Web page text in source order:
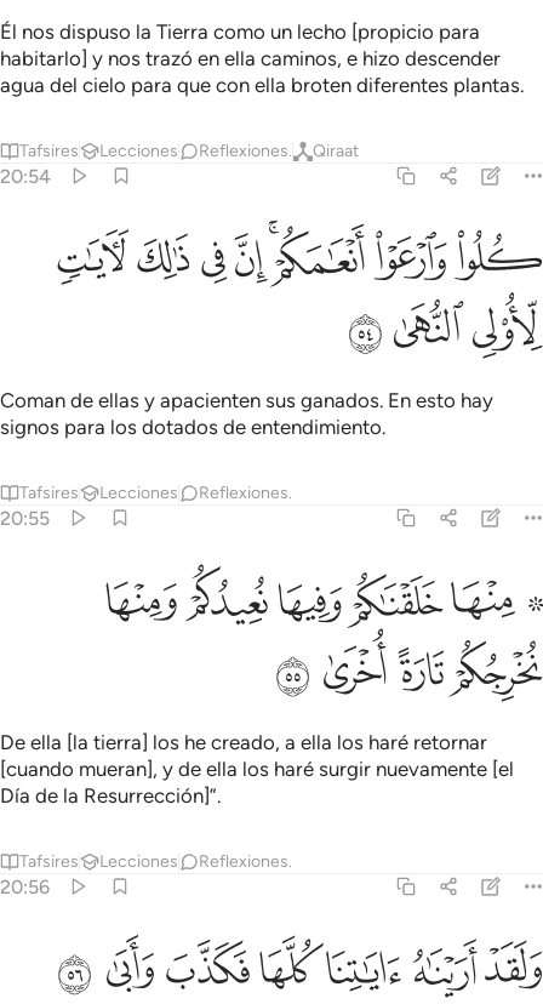
Él nos dispuso la Tierra como un lecho [propicio para
habitarlo] y nos trazó en ella caminos, e hizo descender
agua del cielo para que con ella broten diferentes plantas.
Tafsires Lecciones Reflexiones. Qiraat
20:54
كلوا وارعوا انعامكم ان في ذالك لايات لاولي النهى ٥٤
كُلُوا۟ وَٱرْعَوْا۟ أَنْعَـٰمَكُمْ ۗ إِنَّ فِى ذَٰلِكَ لَـَٔايَـٰتٍۢ لِّأُو۟لِى
ﱢﱣﱤﱥﱦﱧﱨﱩ
ﱪﱫﱬ
Coman de ellas y apacienten sus ganados. En esto hay
signos para los dotados de entendimiento.
Tafsires Lecciones Reflexiones.
20:55
۞ منها خلقناكم وفيها نعيدكم ومنها نخرجكم تارة اخرى ٥٥
۞ مِنْهَا خَلَقْنَـٰكُمْ وَفِيهَا نُعِيدُكُمْ وَمِنْهَا نُخْرِجُكُمْ تَارَةً أُخْرَىٰ ٥٥
ﱭ ﱮﱯﱰﱱﱲ
ﱳﱴﱵ ﱶ
De ella [la tierra] los he creado, a ella los haré retornar
[cuando mueran], y de ella los haré surgir nuevamente [el
Día de la Resurrección]”.
Tafsires Lecciones Reflexiones.
20:56
ولقد اريناه اياتنا كلها فكذب وابى ٥٦
وَلَقَدْ أَرَيْنَـٰهُ ءَايَـٰتِنَا كُلَّهَا فَكَذَّبَ وَأَبَىٰ ٥٦
ﱷﱸﱹﱺﱻﱼ ﱽ